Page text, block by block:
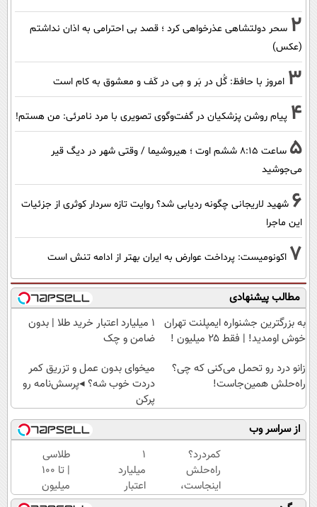
2 سحر دولتشاهی عذرخواهی کرد ؛ قصد بی احترامی به اذان نداشتم
(عکس)
3 امروز با حافظ: گُل در بَر و مِی در کَف و معشوق به کام است
4 پیام روشن پزشکیان در گفت‌و‌گوی تصویری با مرد نامرئی: من هستم!
5
ساعت ۸:۱۵ ششم اوت ؛ هیروشیما / وقتی شهر در دیگ قیر
می‌جوشید
6 شهید لاریجانی چگونه ردیابی شد؟ روایت تازه سردار کوثری از جزئیات
این ماجرا
7 اکونومیست: پرداخت عوارض به ایران بهتر از ادامه تنش است
مطالب پیشنهادی
به بزرگترین جشنواره ایمپلنت تهران
خوش اومدید! | فقط ۲۵ میلیون !
۱ میلیارد اعتبار خرید طلا | بدون
ضامن و چک
زانو درد رو تحمل می‌کنی که چی؟
راه‌حلش همین‌جاست!
میخوای بدون عمل و تزریق کمر
دردت خوب شه؟ ◂پرسش‌نامه رو
پرکن
از سراسر وب
کمردرد؟
راه‌حلش
اینجاست،
نه توی
۱
میلیارد
اعتبار
خرید
طلاسی
| تا 100
میلیون
وام